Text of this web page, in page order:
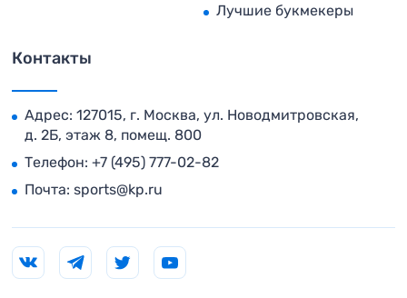
Лучшие букмекеры
Контакты
Адрес: 127015, г. Москва, ул. Новодмитровская,
д. 2Б, этаж 8, помещ. 800
Телефон: +7 (495) 777-02-82
Почта: sports@kp.ru